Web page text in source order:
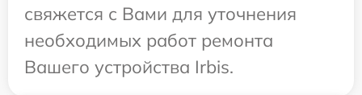
свяжется с Вами для уточнения
необходимых работ ремонта
Вашего устройства Irbis.